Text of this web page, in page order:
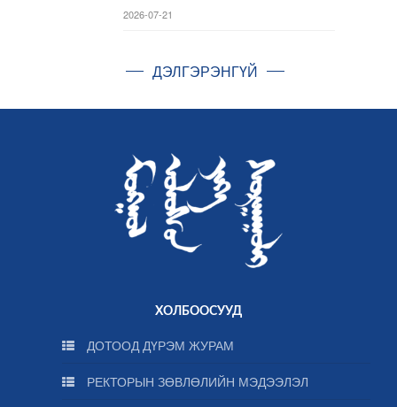
2026-07-21
ДЭЛГЭРЭНГҮЙ
ХОЛБООСУУД
ДОТООД ДҮРЭМ ЖУРАМ
РЕКТОРЫН ЗӨВЛӨЛИЙН МЭДЭЭЛЭЛ